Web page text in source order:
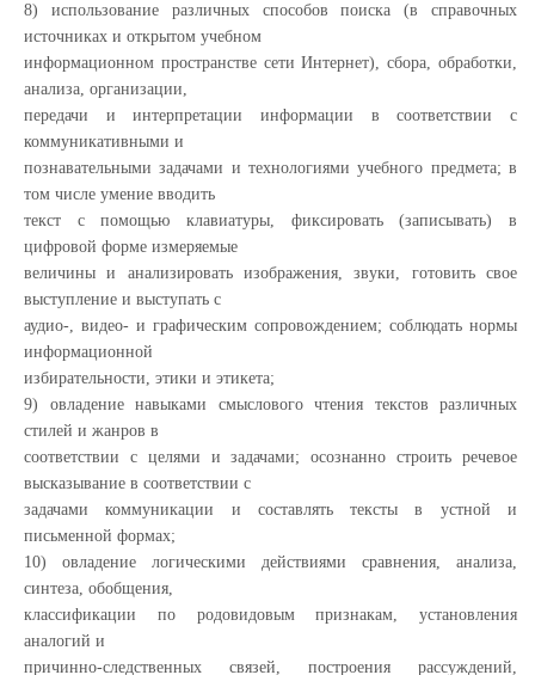
8) использование различных способов поиска (в справочных
источниках и открытом учебном
информационном пространстве сети Интернет), сбора, обработки,
анализа, организации,
передачи и интерпретации информации в соответствии с
коммуникативными и
познавательными задачами и технологиями учебного предмета; в
том числе умение вводить
текст с помощью клавиатуры, фиксировать (записывать) в
цифровой форме измеряемые
величины и анализировать изображения, звуки, готовить свое
выступление и выступать с
аудио-, видео- и графическим сопровождением; соблюдать нормы
информационной
избирательности, этики и этикета;
9) овладение навыками смыслового чтения текстов различных
стилей и жанров в
соответствии с целями и задачами; осознанно строить речевое
высказывание в соответствии с
задачами коммуникации и составлять тексты в устной и
письменной формах;
10) овладение логическими действиями сравнения, анализа,
синтеза, обобщения,
классификации по родовидовым признакам, установления
аналогий и
причинно-следственных связей, построения рассуждений,